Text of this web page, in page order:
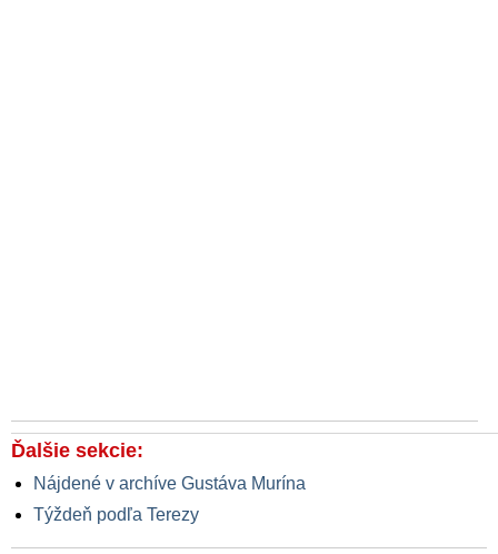
Ďalšie sekcie:
Nájdené v archíve Gustáva Murína
Týždeň podľa Terezy